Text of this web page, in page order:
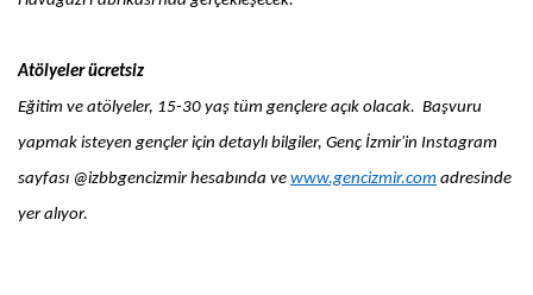
Atölyeler ücretsiz
Eğitim ve atölyeler, 15-30 yaş tüm gençlere açık olacak. Başvuru
yapmak isteyen gençler için detaylı bilgiler, Genç İzmir'in Instagram
sayfası @izbbgencizmir hesabında ve www.gencizmir.com adresinde
yer alıyor.